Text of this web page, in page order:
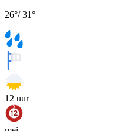
26°/31°
12 uur